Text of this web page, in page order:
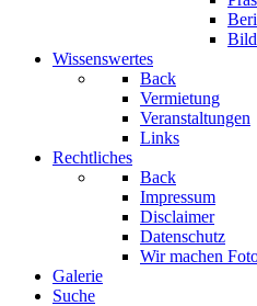
Wissenswertes
Back
Vermietung
Veranstaltungen
Links
Rechtliches
Back
Impressum
Disclaimer
Datenschutz
Wir machen
Galerie
Suche